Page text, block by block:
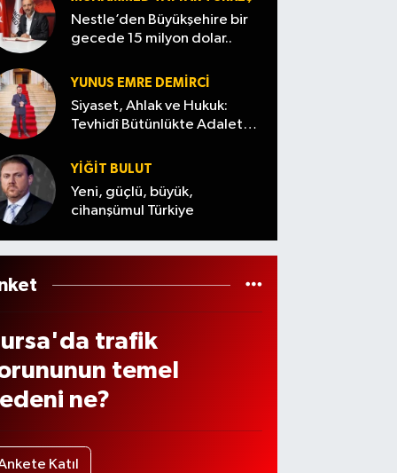
k
a çıktı
kesile
Ağust
os
Cuma
Nestle’den Büyükşehire bir
gecede 15 milyon dolar..
YUNUS EMRE DEMIRCI
Siyaset, Ahlak ve Hukuk:
Tevhidî Bütünlükte Adalet
YİĞİT BULUT
Yeni, güçlü, büyük,
cihanşümul Türkiye
trafik
temel
ne?
Katıl